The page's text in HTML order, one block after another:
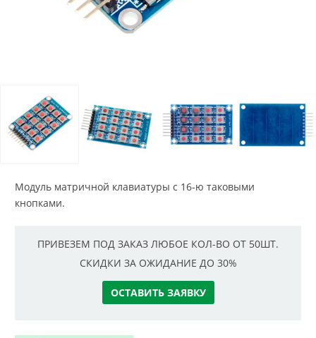
Модуль матричной клавиатуры с 16-ю таковыми
кнопками.
ПРИВЕЗЕМ ПОД ЗАКАЗ ЛЮБОЕ КОЛ-ВО ОТ 50ШТ.
СКИДКИ ЗА ОЖИДАНИЕ ДО 30%
ОСТАВИТЬ ЗАЯВКУ